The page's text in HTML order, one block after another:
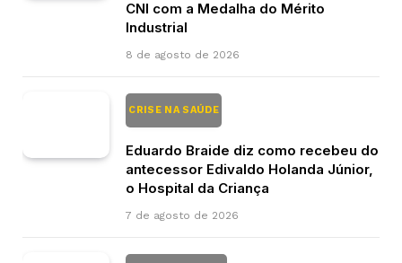
CNI com a Medalha do Mérito
Industrial
8 de agosto de 2026
CRISE NA SAÚDE
Eduardo Braide diz como recebeu do
antecessor Edivaldo Holanda Júnior,
o Hospital da Criança
7 de agosto de 2026